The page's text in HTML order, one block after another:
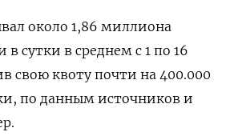
около 1,86 миллиона
в сутки в среднем с 1 по 16
свою квоту почти на 400.000
по данным источников и